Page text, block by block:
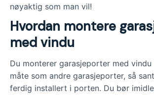
nøyaktig som man vil!
Hvordan montere
med vindu
Du monterer garasjeporter med vindu
måte som andre garasjeporter, så
ferdig installert i porten. Du bør